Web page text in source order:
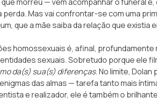
Mas vai confrontar-se com uma
que a mãe saiba da relação que existia
homossexuais é, afinal, profundamente
sexuais. Sobretudo porque ele
da(s) sua(s) diferenças. No limite, Dolan
das almas — tarefa tanto mais
e realizador, ele é também o